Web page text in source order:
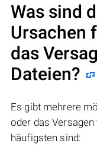
Was sind
Ursachen
das
Dateien?
Es gibt mehrere
oder das Versagen
häufigsten sind: